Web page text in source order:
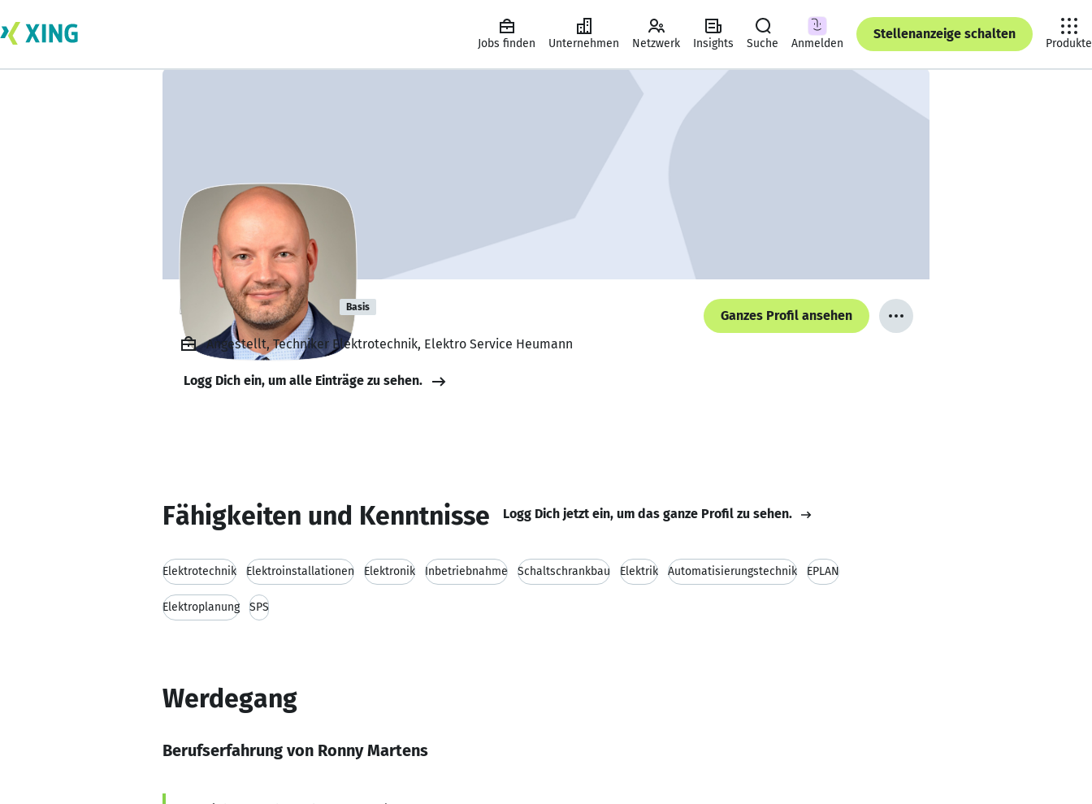
Jobs finden Unternehmen Netzwerk Insights Suche Anmelden
Stellenanzeige schalten
Produkte
Ronny Martens Basis
Ganzes Profil ansehen
Angestellt, Techniker Elektrotechnik, Elektro Service Heumann
Logg Dich ein, um alle Einträge zu sehen.
Fähigkeiten und Kenntnisse Logg Dich jetzt ein, um das ganze Profil zu sehen.
Elektrotechnik Elektroinstallationen Elektronik Inbetriebnahme Schaltschrankbau Elektrik Automatisierungstechnik EPLAN
Elektroplanung SPS
Werdegang
Berufserfahrung von Ronny Martens